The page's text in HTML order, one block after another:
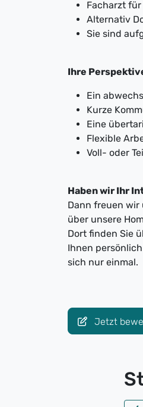
Facharzt
Alternativ
Sie sind
Ihre
Ein
Kurze
Eine
Flexible
Voll- oder
Haben wir Ihr
Dann freuen wir
über unsere
Dort finden Sie
Ihnen
sich nur einmal.
Jetzt